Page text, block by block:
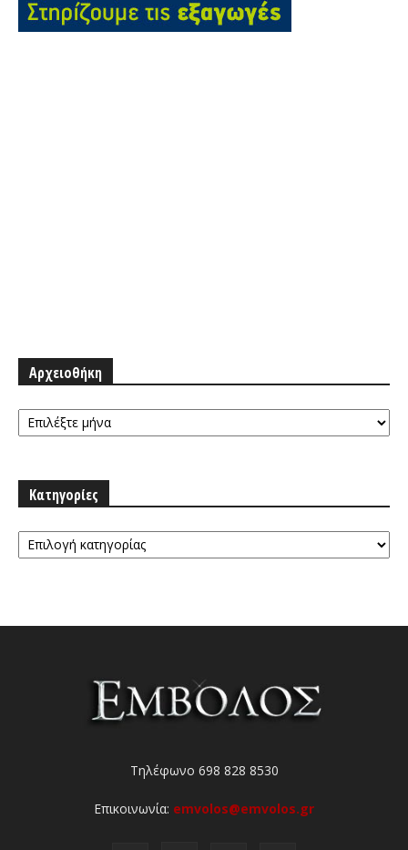
Αρχειοθήκη
Αρχειοθήκη
Κατηγορίες
Κατηγορίες
Τηλέφωνο 698 828 8530
Επικοινωνία: emvolos@emvolos.gr